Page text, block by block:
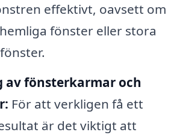
effektivt, oavsett om
fönster eller stora
av fönsterkarmar och
För att verkligen få ett
är det viktigt att